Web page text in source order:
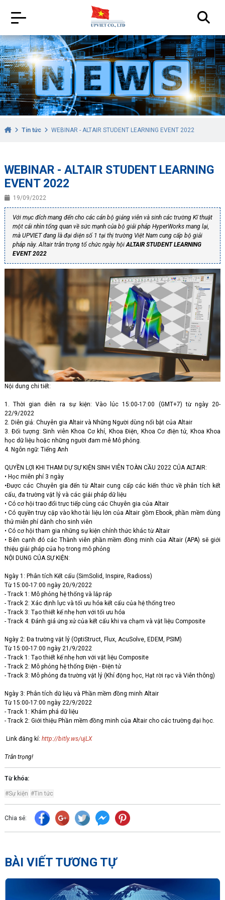
Tin tức WEBINAR - ALTAIR STUDENT LEARNING EVENT 2022
WEBINAR - ALTAIR STUDENT LEARNING
EVENT 2022
19/09/2022
Với mục đích mang đến cho các cán bộ giảng viên và sinh các trường Kĩ thuật
một cái nhìn tổng quan về sức mạnh của bộ giải pháp HyperWorks mang lại,
mà UPVIET đang là đại diện số 1 tại thị trường Việt Nam cung cấp bộ giải
pháp này. Altair trân trọng tổ chức ngày hộiALTAIR STUDENT LEARNING
EVENT 2022
Nội dung chi tiết:
1. Thời gian diễn ra sự kiện: Vào lúc 15:00-17:00 (GMT+7) từ ngày 20-
22/9/2022
2. Diễn giả: Chuyên gia Altair và Những Người dùng nổi bật của Altair
3. Đối tượng: Sinh viên Khoa Cơ khí, Khoa Điện, Khoa Cơ điện tử, Khoa Khoa
học dữ liệu hoặc những người đam mê Mô phỏng.
4. Ngôn ngữ: Tiếng Anh
QUYỀN LỢI KHI THAM DỰ SỰ KIỆN SINH VIÊN TOÀN CẦU 2022 CỦA ALTAIR:
• Học miễn phí 3 ngày
•Được các Chuyên gia đến từ Altair cung cấp các kiến thức về phân tích kết
cấu, đa trường vật lý và các giải pháp dữ liệu
• Có cơ hội trao đổi trực tiếp cùng các Chuyên gia của Altair
• Có quyền truy cập vào kho tài liệu lớn của Altair gồm Ebook, phần mềm dùng
thử miễn phí dành cho sinh viên
• Có cơ hội tham gia những sự kiện chính thức khác từ Altair
• Bên cạnh đó các Thành viên phần mềm đồng minh của Altair (APA) sẽ giới
thiệu giải pháp của họ trong mô phỏng
NỘI DUNG CỦA SỰ KIỆN:
Ngày 1: Phân tích Kết cấu (SimSolid, Inspire, Radioss)
Từ 15:00-17:00 ngày 20/9/2022
- Track 1: Mô phỏng hệ thống và lắp ráp
- Track 2: Xác định lực và tối ưu hóa kết cấu của hệ thống treo
- Track 3: Tạo thiết kế nhẹ hơn với tối ưu hóa
- Track 4: Đánh giá ứng xử của kết cấu khi va chạm và vật liệu Composite
Ngày 2: Đa trường vật lý (OptiStruct, Flux, AcuSolve, EDEM, PSIM)
Từ 15:00-17:00 ngày 21/9/2022
- Track 1: Tạo thiết kế nhẹ hơn với vật liệu Composite
- Track 2: Mô phỏng hệ thống Điện - Điện tử
- Track 3: Mô phỏng đa trường vật lý (Khí động học, Hạt rời rạc và Viễn thông)
Ngày 3: Phân tích dữ liệu và Phần mềm đồng minh Altair
Từ 15:00-17:00 ngày 22/9/2022
- Track 1: Khám phá dữ liệu
- Track 2: Giới thiệu Phần mềm đồng minh của Altair cho các trường đại học.
Link đăng kí: http://bitly.ws/ujLX
Trân trọng!
Từ khóa:
#Sự kiện #Tin tức
Chia sẻ:
BÀI VIẾT TƯƠNG TỰ